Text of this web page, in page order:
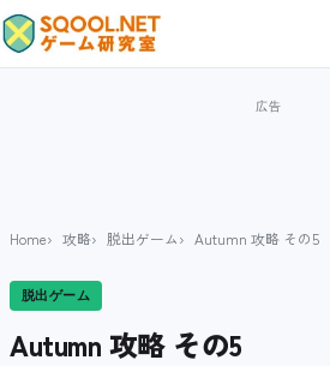
Home 攻略 脱出ゲーム Autumn 攻略 その5
脱出ゲーム
Autumn 攻略 その5